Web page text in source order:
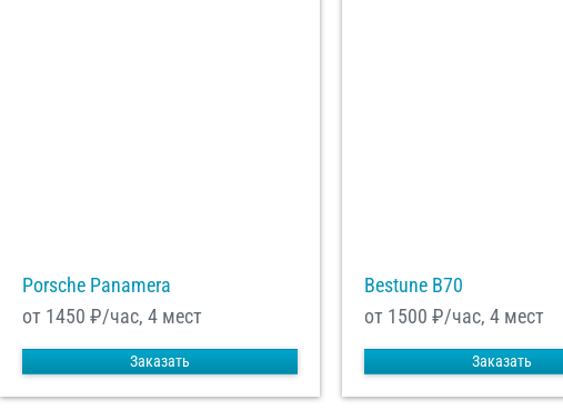
Porsche Panamera
от 1450 ₽/час, 4 мест
Заказать
Bestune B70
от 1500 ₽/час, 4 мест
Заказать